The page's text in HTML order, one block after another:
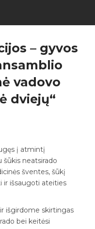
– gyvos
vadovo
dviejų“
į atmintį
šūkis neatsirado
šventes, šūkį
ir išsaugoti ateities
išgirdome skirtingas
bei keitėsi